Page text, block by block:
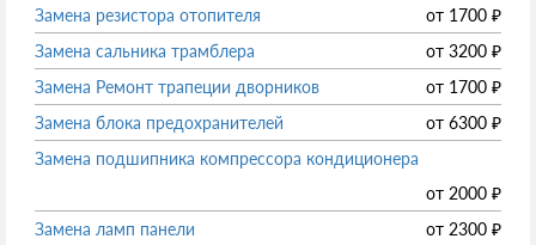
Замена резистора отопителя
от 1700 ₽
Замена сальника трамблера
от 3200 ₽
Замена Ремонт трапеции дворников
от 1700 ₽
Замена блока предохранителей
от 6300 ₽
Замена подшипника компрессора кондиционера
от 2000 ₽
Замена ламп панели
от 2300 ₽